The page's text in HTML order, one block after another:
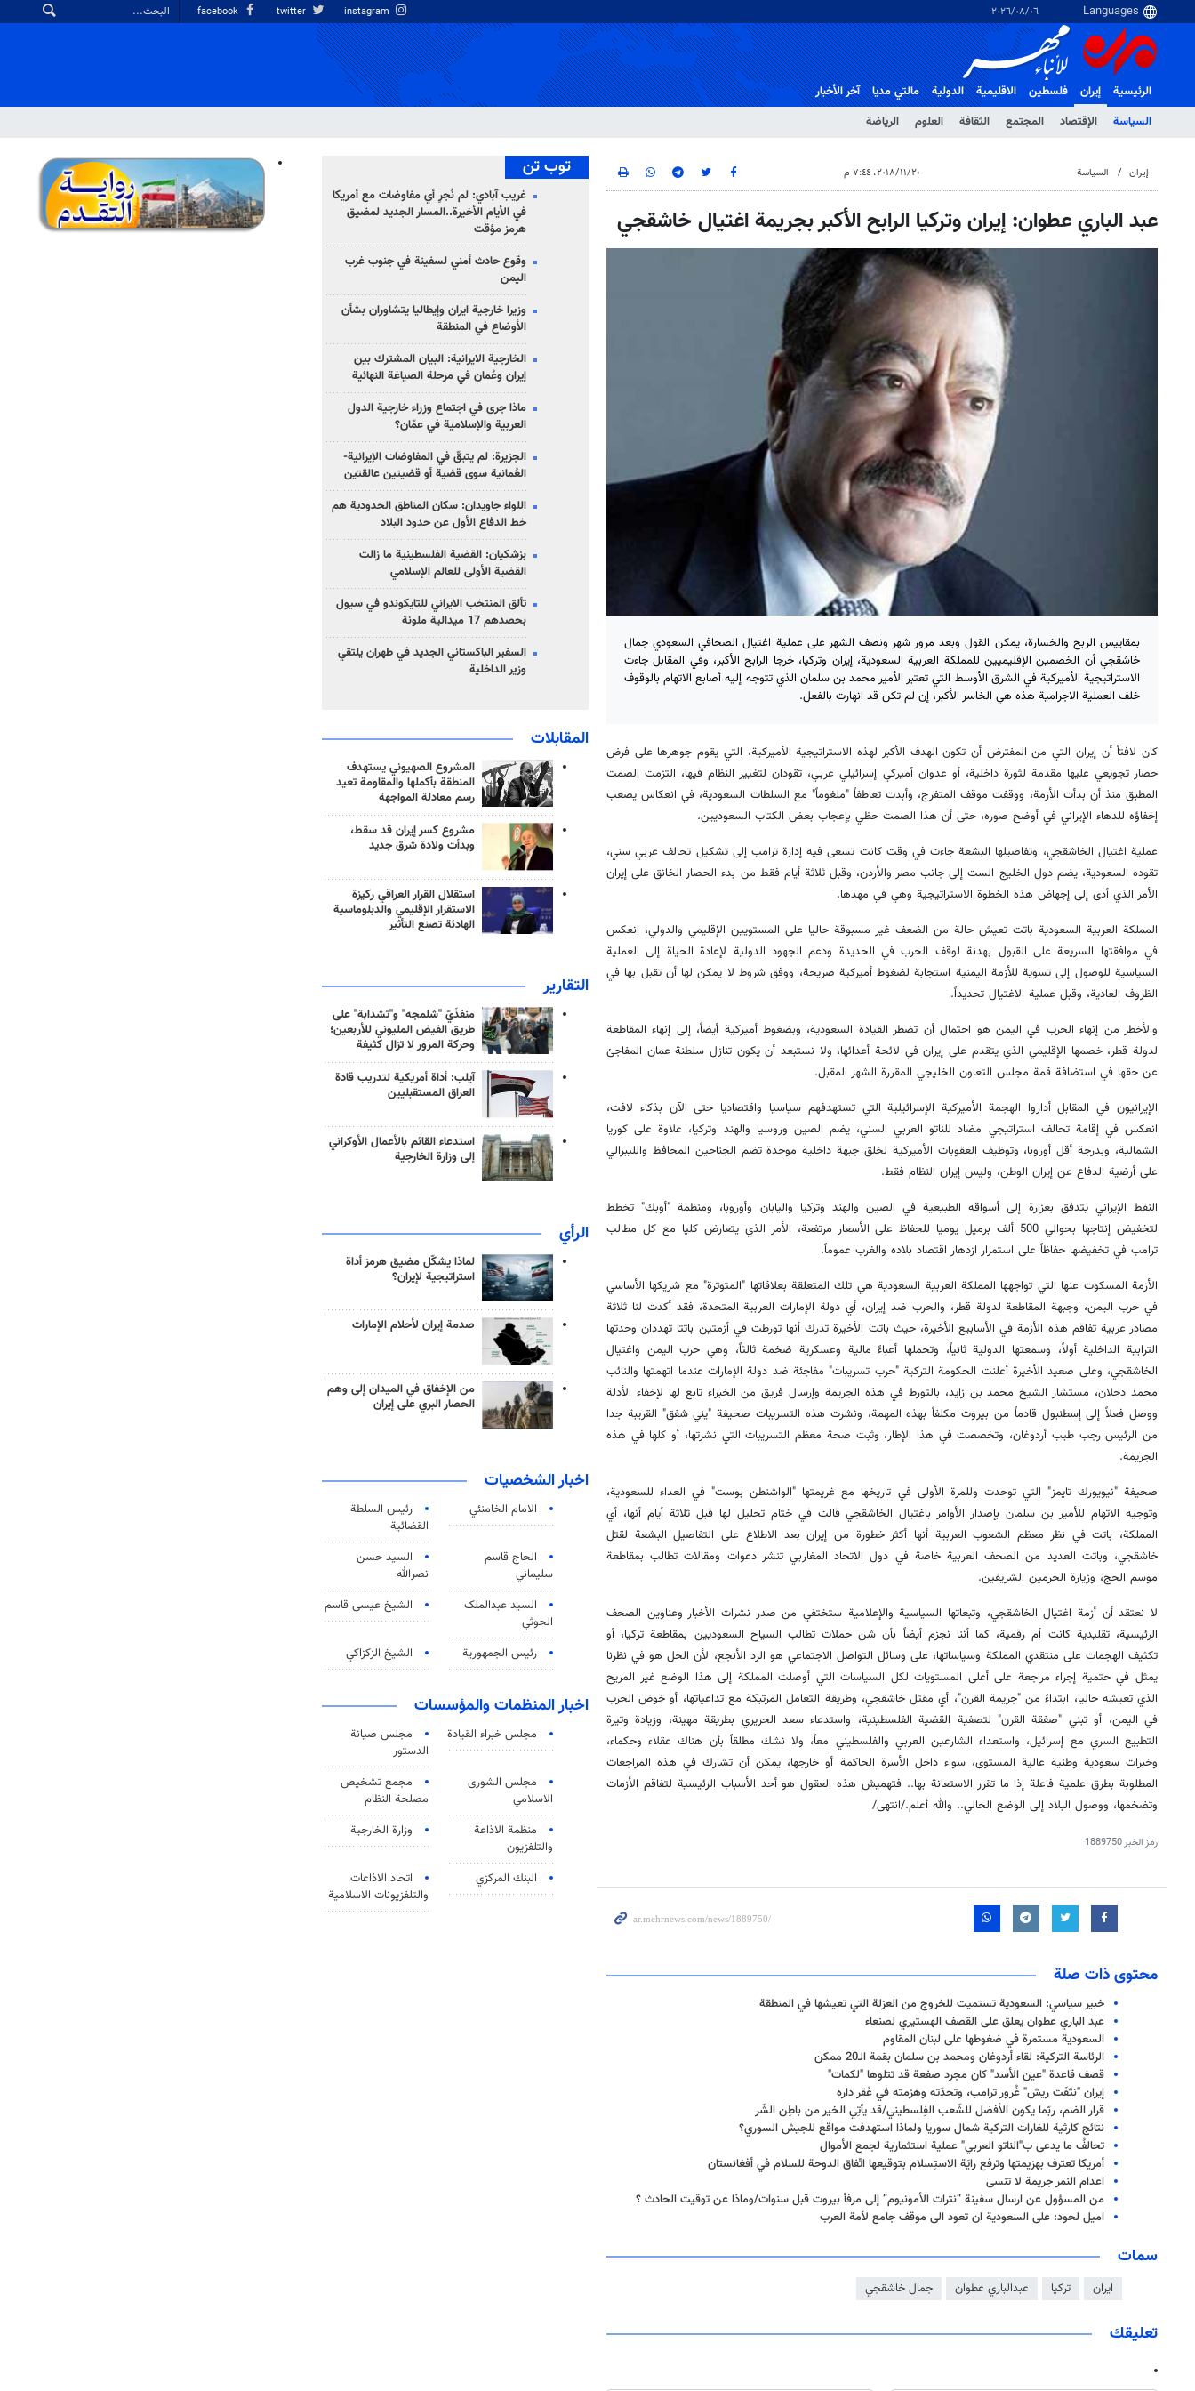
٠٦‏/٠٨‏/٢٠٢٦
الرئيسية
إيران
السياسة
الإقتصاد المجتمع الثقافة العلوم الرياضة
فلسطین الاقلیمیة الدولية مالتي مدیا آخر الأخبار
إيران السياسة ٢٠‏/١١‏/٢٠١٨، ٧:٤٤ م
عبد الباري عطوان: إيران وتركيا الرابح الأكبر بجريمة اغتيال خاشقجي
بمقاييس الربح والخسارة، يمكن القول وبعد مرور شهر ونصف الشهر على عملية اغتيال الصحافي السعودي جمال
خاشقجي أن الخصمين الإقليميين للمملكة العربية السعودية، إيران وتركيا، خرجا الرابح الأكبر، وفي المقابل جاءت
الاستراتيجية الأميركية في الشرق الأوسط التي تعتبر الأمير محمد بن سلمان الذي تتوجه إليه أصابع الاتهام بالوقوف
خلف العملية الاجرامية هذه هي الخاسر الأكبر، إن لم تكن قد انهارت بالفعل.
كان لافتاً أن إيران التي من المفترض أن تكون الهدف الأكبر لهذه الاستراتيجية الأميركية، التي يقوم جوهرها على فرض
حصار تجويعي عليها مقدمة لثورة داخلية، أو عدوان أميركي إسرائيلي عربي، تقودان لتغيير النظام فيها، التزمت الصمت
المطبق منذ أن بدأت الأزمة، ووقفت موقف المتفرج، وأبدت تعاطفاً "ملغوماً" مع السلطات السعودية، في انعكاس يصعب
إخفاؤه للدهاء الإيراني في أوضح صوره، حتى أن هذا الصمت حظي بإعجاب بعض الكتاب السعوديين.
عملية اغتيال الخاشقجي، وتفاصيلها البشعة جاءت في وقت كانت تسعى فيه إدارة ترامب إلى تشكيل تحالف عربي سني،
تقوده السعودية، يضم دول الخليج الست إلى جانب مصر والأردن، وقبل ثلاثة أيام فقط من بدء الحصار الخانق على إيران
الأمر الذي أدى إلى إجهاض هذه الخطوة الاستراتيجية وهي في مهدها.
المملكة العربية السعودية باتت تعيش حالة من الضعف غير مسبوقة حاليا على المستويين الإقليمي والدولي، انعكس
في موافقتها السريعة على القبول بهدنة لوقف الحرب في الحديدة ودعم الجهود الدولية لإعادة الحياة إلى العملية
السياسية للوصول إلى تسوية للأزمة اليمنية استجابة لضغوط أميركية صريحة، ووفق شروط لا يمكن لها أن تقبل بها في
الظروف العادية، وقبل عملية الاغتيال تحديداً.
والأخطر من إنهاء الحرب في اليمن هو احتمال أن تضطر القيادة السعودية، وبضغوط أميركية أيضاً، إلى إنهاء المقاطعة
لدولة قطر، خصمها الإقليمي الذي يتقدم على إيران في لائحة أعدائها، ولا نستبعد أن يكون تنازل سلطنة عمان المفاجئ
عن حقها في استضافة قمة مجلس التعاون الخليجي المقررة الشهر المقبل.
الإيرانيون في المقابل أداروا الهجمة الأميركية الإسرائيلية التي تستهدفهم سياسيا واقتصاديا حتى الآن بذكاء لافت،
انعكس في إقامة تحالف استراتيجي مضاد للناتو العربي السني، يضم الصين وروسيا والهند وتركيا، علاوة على كوريا
الشمالية، وبدرجة أقل أوروبا، وتوظيف العقوبات الأميركية لخلق جبهة داخلية موحدة تضم الجناحين المحافظ والليبرالي
على أرضية الدفاع عن إيران الوطن، وليس إيران النظام فقط.
النفط الإيراني يتدفق بغزارة إلى أسواقه الطبيعية في الصين والهند وتركيا واليابان وأوروبا، ومنظمة "أوبك" تخطط
لتخفيض إنتاجها بحوالي 500 ألف برميل يوميا للحفاظ على الأسعار مرتفعة، الأمر الذي يتعارض كليا مع كل مطالب
ترامب في تخفيضها حفاظاً على استمرار ازدهار اقتصاد بلاده والغرب عموماً.
الأزمة المسكوت عنها التي تواجهها المملكة العربية السعودية هي تلك المتعلقة بعلاقاتها "المتوترة" مع شريكها الأساسي
في حرب اليمن، وجبهة المقاطعة لدولة قطر، والحرب ضد إيران، أي دولة الإمارات العربية المتحدة، فقد أكدت لنا ثلاثة
مصادر عربية تفاقم هذه الأزمة في الأسابيع الأخيرة، حيث باتت الأخيرة تدرك أنها تورطت في أزمتين باتتا تهددان وحدتها
الترابية الداخلية أولاً، وسمعتها الدولية ثانياً، وتحملها أعباءً مالية وعسكرية ضخمة ثالثاً، وهي حرب اليمن واغتيال
الخاشقجي، وعلى صعيد الأخيرة أعلنت الحكومة التركية "حرب تسريبات" مفاجئة ضد دولة الإمارات عندما اتهمتها والنائب
محمد دحلان، مستشار الشيخ محمد بن زايد، بالتورط في هذه الجريمة وإرسال فريق من الخبراء تابع لها لإخفاء الأدلة
ووصل فعلاً إلى إسطنبول قادماً من بيروت مكلفاً بهذه المهمة، ونشرت هذه التسريبات صحيفة "يني شفق" القريبة جدا
من الرئيس رجب طيب أردوغان، وتخصصت في هذا الإطار، وثبت صحة معظم التسريبات التي نشرتها، أو كلها في هذه
الجريمة.
صحيفة "نيويورك تايمز" التي توحدت وللمرة الأولى في تاريخها مع غريمتها "الواشنطن بوست" في العداء للسعودية،
وتوجيه الاتهام للأمير بن سلمان بإصدار الأوامر باغتيال الخاشقجي قالت في ختام تحليل لها قبل ثلاثة أيام أنها، أي
المملكة، باتت في نظر معظم الشعوب العربية أنها أكثر خطورة من إيران بعد الاطلاع على التفاصيل البشعة لقتل
خاشقجي، وباتت العديد من الصحف العربية خاصة في دول الاتحاد المغاربي تنشر دعوات ومقالات تطالب بمقاطعة
موسم الحج، وزيارة الحرمين الشريفين.
لا نعتقد أن أزمة اغتيال الخاشقجي، وتبعاتها السياسية والإعلامية ستختفي من صدر نشرات الأخبار وعناوين الصحف
الرئيسية، تقليدية كانت أم رقمية، كما أننا نجزم أيضاً بأن شن حملات تطالب السياح السعوديين بمقاطعة تركيا، أو
تكثيف الهجمات على منتقدي المملكة وسياساتها، على وسائل التواصل الاجتماعي هو الرد الأنجع، لأن الحل هو في نظرنا
يمثل في حتمية إجراء مراجعة على أعلى المستويات لكل السياسات التي أوصلت المملكة إلى هذا الوضع غير المريح
الذي تعيشه حاليا، ابتداءً من "جريمة القرن"، أي مقتل خاشقجي، وطريقة التعامل المرتبكة مع تداعياتها، أو خوض الحرب
في اليمن، أو تبني "صفقة القرن" لتصفية القضية الفلسطينية، واستدعاء سعد الحريري بطريقة مهينة، وزيادة وتيرة
التطبيع السري مع إسرائيل، واستعداء الشارعين العربي والفلسطيني معاً، ولا نشك مطلقاً بأن هناك عقلاء وحكماء،
وخبرات سعودية وطنية عالية المستوى، سواء داخل الأسرة الحاكمة أو خارجها، يمكن أن تشارك في هذه المراجعات
المطلوبة بطرق علمية فاعلة إذا ما تقرر الاستعانة بها.. فتهميش هذه العقول هو أحد الأسباب الرئيسية لتفاقم الأزمات
وتضخمها، ووصول البلاد إلى الوضع الحالي.. والله أعلم./انتهى/
رمز الخبر1889750
محتوى ذات صلة
خبير سياسي: السعودية تستميت للخروج من العزلة التي تعيشها في المنطقة
عبد الباري عطوان يعلق على القصف الهستيري لصنعاء
السعودية مستمرة في ضغوطها على لبنان المقاوم
الرئاسة التركية: لقاء أردوغان ومحمد بن سلمان بقمة الـ20 ممكن
قصف قاعدة "عين الأسد" كان مجرد صفعة قد تتلوها "لكمات"
إيران "نتَفَت ريش" غُرور ترامب، وتحدّته وهزمته في عُقر داره
قرار الضم، ربّما يكون الأفضل للشّعب الفِلسطيني/قد يأتِي الخير من باطِن الشّر
نتائج كارثية للغارات التركية شمال سوريا ولماذا استهدفت مواقع للجيش السوري؟
تحالفُ ما يدعى ب"الناتو العربي" عملية استثمارية لجمع الأموال
أمريكا تعترف بهزيمتها وترفع رايَة الاستِسلام بتوقيعها اتّفاق الدوحة للسلام في أفغانستان
اعدام النمر جريمة لا تنسى
من المسؤول عن ارسال سفینة “نترات الأمونیوم” إلی مرفأ بیروت قبل سنوات/وماذا عن توقيت الحادث ؟
اميل لحود: على السعودية ان تعود الى موقف جامع لأمة العرب
سمات
ايران تركيا عبدالباري عطوان جمال خاشقجي
تعليقك
توب تن
غريب آبادي: لم نُجرِ أي مفاوضات مع أمريكا
في الأيام الأخيرة..المسار الجديد لمضيق
هرمز مؤقت
وقوع حادث أمني لسفينة في جنوب غرب
اليمن
وزيرا خارجية ايران وإيطاليا يتشاوران بشأن
الأوضاع في المنطقة
الخارجية الايرانية: البيان المشترك بين
إيران وعُمان في مرحلة الصياغة النهائية
ماذا جرى في اجتماع وزراء خارجية الدول
العربية والإسلامية في عمّان؟
الجزيرة: لم يتبقّ في المفاوضات الإيرانية-
العُمانية سوى قضية أو قضيتين عالقتين
اللواء جاويدان: سكان المناطق الحدودية هم
خط الدفاع الأول عن حدود البلاد
بزشكيان: القضية الفلسطينية ما زالت
القضية الأولى للعالم الإسلامي
تألق المنتخب الايراني للتايكوندو في سيول
بحصدهم 17 ميدالية ملونة
السفير الباكستاني الجديد في طهران يلتقي
وزير الداخلية
المقابلات
المشروع الصهيوني يستهدف
المنطقة بأكملها والمقاومة تعيد
رسم معادلة المواجهة
مشروع كسر إيران قد سقط،
وبدأت ولادة شرق جديد
استقلال القرار العراقي ركيزة
الاستقرار الإقليمي والدبلوماسية
الهادئة تصنع التأثير
التقارير
منفذَيّ "شلمجه" و"تشذابة" على
طريق الفيض المليوني للأربعين؛
وحركة المرور لا تزال كثيفة
آيلب: أداة أمريكية لتدريب قادة
العراق المستقبليين
استدعاء القائم بالأعمال الأوكراني
إلى وزارة الخارجية
الرأي
لماذا يشكّل مضيق هرمز أداة
استراتيجية لإيران؟
صدمة إيران لأحلام الإمارات
من الإخفاق في الميدان إلى وهم
الحصار البري على إيران
اخبار الشخصيات
الامام الخامنئي
رئیس السلطة
القضائیة
الحاج قاسم
سليماني
السيد حسن
نصرالله
السید عبدالملک
الحوثي
الشيخ عيسى قاسم
رئيس الجمهورية الشيخ الزكزاكي
اخبار المنظمات والمؤسسات
مجلس خبراء القيادة
مجلس صيانة
الدستور
مجلس الشورى
الاسلامي
مجمع تشخيص
مصلحة النظام
منظمة الاذاعة
والتلفزیون
وزارة الخارجية
البنك المركزي
اتحاد الاذاعات
والتلفزيونات الاسلامية